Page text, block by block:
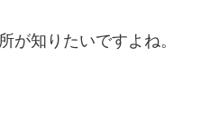
が知りたいですよね。